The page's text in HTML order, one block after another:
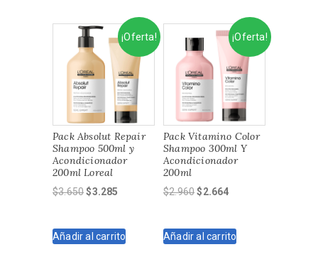
¡Oferta!
Pack Absolut Repair
Shampoo 500ml y
Acondicionador
200ml Loreal
$3.650El
era:
$3.285
es:
Añadir al carrito
¡Oferta!
Pack Vitamino Color
Shampoo 300ml Y
Acondicionador
200ml
$2.960El
era:
$2.664El
es:
Añadir al carrito